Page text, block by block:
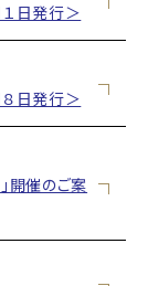
日発行＞
日発行＞
催のご案